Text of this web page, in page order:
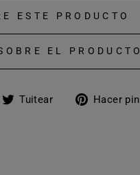
ESTE PRODUCTO
EL PRODUCTO
Tuitear
TuitearHacer pin